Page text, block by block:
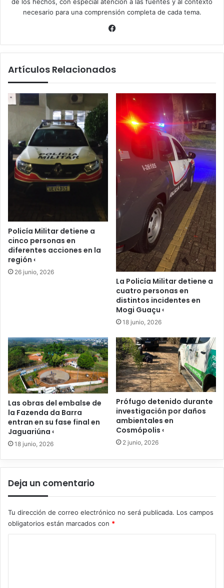
de los hechos, con especial atención a las fuentes y al contexto
necesario para una comprensión completa de cada tema.
Artículos Relacionados
Policía Militar detiene a
cinco personas en
diferentes acciones en la
región ‹
26 junio, 2026
La Policía Militar detiene a
cuatro personas en
distintos incidentes en
Mogi Guaçu ‹
18 junio, 2026
Las obras del embalse de
la Fazenda da Barra
entran en su fase final en
Jaguariúna ‹
18 junio, 2026
Prófugo detenido durante
investigación por daños
ambientales en
Cosmópolis ‹
2 junio, 2026
Deja un comentario
Tu dirección de correo electrónico no será publicada. Los campos
obligatorios están marcados con *